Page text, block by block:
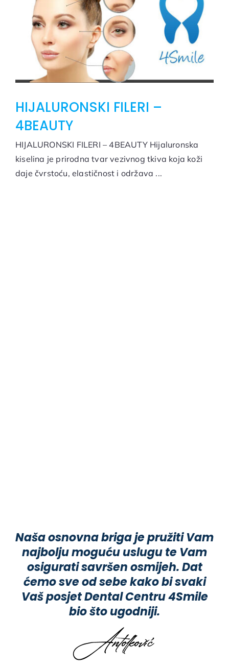
HIJALURONSKI FILERI –
4BEAUTY
HIJALURONSKI FILERI – 4BEAUTY Hijaluronska
kiselina je prirodna tvar vezivnog tkiva koja koži
daje čvrstoću, elastičnost i održava ...
Naša osnovna briga je pružiti Vam
najbolju moguću uslugu te Vam
osigurati savršen osmijeh. Dat
ćemo sve od sebe kako bi svaki
Vaš posjet Dental Centru 4Smile
bio što ugodniji.